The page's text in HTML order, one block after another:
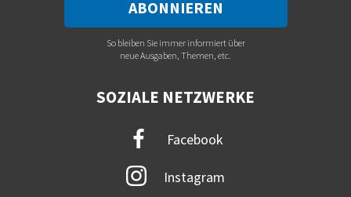
So bleiben Sie immer informiert über
neue Ausgaben, Themen, etc.
SOZIALE NETZWERKE
Facebook
Instagram